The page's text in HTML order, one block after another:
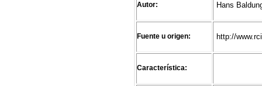
Autor: Hans
Fuente u origen: http://
Característica: